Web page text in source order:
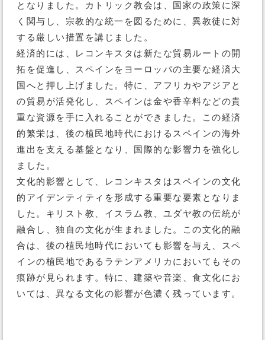
となりました。カトリック教会は、国家の政策に深
く関与し、宗教的な統一を図るために、異教徒に対
する厳しい措置を講じました。
経済的には、レコンキスタは新たな貿易ルートの開
拓を促進し、スペインをヨーロッパの主要な経済大
国へと押し上げました。特に、アフリカやアジアと
の貿易が活発化し、スペインは金や香辛料などの貴
重な資源を手に入れることができました。この経済
的繁栄は、後の植民地時代におけるスペインの海外
進出を支える基盤となり、国際的な影響力を強化し
ました。
文化的影響として、レコンキスタはスペインの文化
的アイデンティティを形成する重要な要素となりま
した。キリスト教、イスラム教、ユダヤ教の伝統が
融合し、独自の文化が生まれました。この文化的融
合は、後の植民地時代においても影響を与え、スペ
インの植民地であるラテンアメリカにおいてもその
痕跡が見られます。特に、建築や音楽、食文化にお
いては、異なる文化の影響が色濃く残っています。